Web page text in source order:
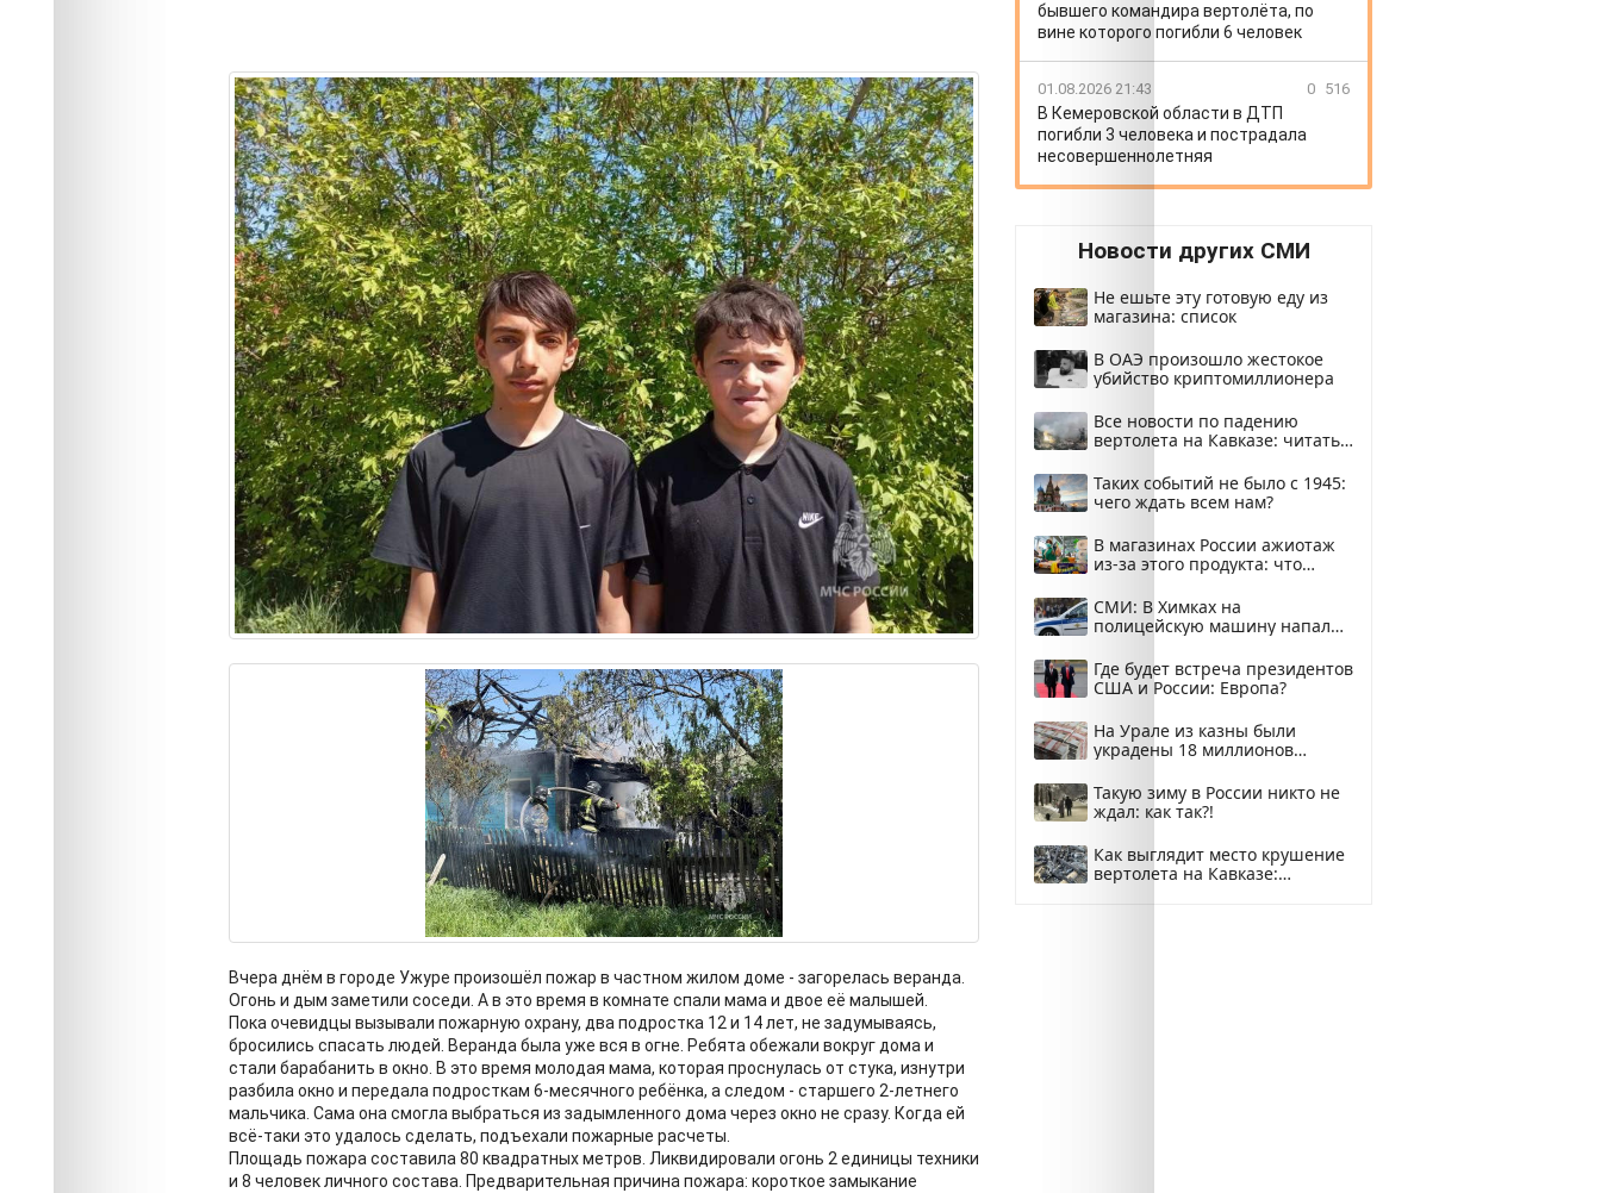
Вчера днём в городе Ужуре произошёл пожар в частном жилом доме - загорелась веранда.
Огонь и дым заметили соседи. А в это время в комнате спали мама и двое её малышей.
Пока очевидцы вызывали пожарную охрану, два подростка 12 и 14 лет, не задумываясь,
бросились спасать людей. Веранда была уже вся в огне. Ребята обежали вокруг дома и
стали барабанить в окно. В это время молодая мама, которая проснулась от стука, изнутри
разбила окно и передала подросткам 6-месячного ребёнка, а следом - старшего 2-летнего
мальчика. Сама она смогла выбраться из задымленного дома через окно не сразу. Когда ей
всё-таки это удалось сделать, подъехали пожарные расчеты.
Площадь пожара составила 80 квадратных метров. Ликвидировали огонь 2 единицы техники
и 8 человек личного состава. Предварительная причина пожара: короткое замыкание
бывшего командира вертолёта, по
вине которого погибли 6 человек
01.08.2026 21:43 0 516
В Кемеровской области в ДТП
погибли 3 человека и пострадала
несовершеннолетняя
Новости других СМИ
Не ешьте эту готовую еду из
магазина: список
В ОАЭ произошло жестокое
убийство криптомиллионера
Все новости по падению
вертолета на Кавказе: читать
Таких событий не было с 1945:
чего ждать всем нам?
В магазинах России ажиотаж
из-за этого продукта: что
СМИ: В Химках на
полицейскую машину напали
Где будет встреча президентов
США и России: Европа?
На Урале из казны были
украдены 18 миллионов
Такую зиму в России никто не
ждал: как так?!
Как выглядит место крушение
вертолета на Кавказе: